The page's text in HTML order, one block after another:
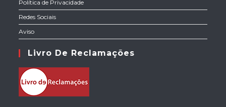
Política de Privacidade
Redes Sociais
Aviso
Livro De Reclamações